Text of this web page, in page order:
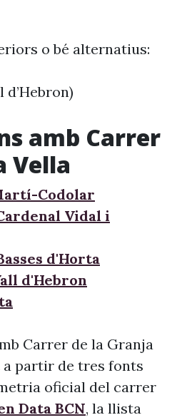
o bé alternatius:
amb Carrer
Vella
Codolar
Vidal i
d'Horta
d'Hebron
Carrer de la Granja
a partir de tres fonts
oficial del carrer
Data BCN, la llista